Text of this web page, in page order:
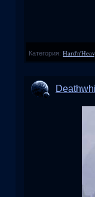
Категория: